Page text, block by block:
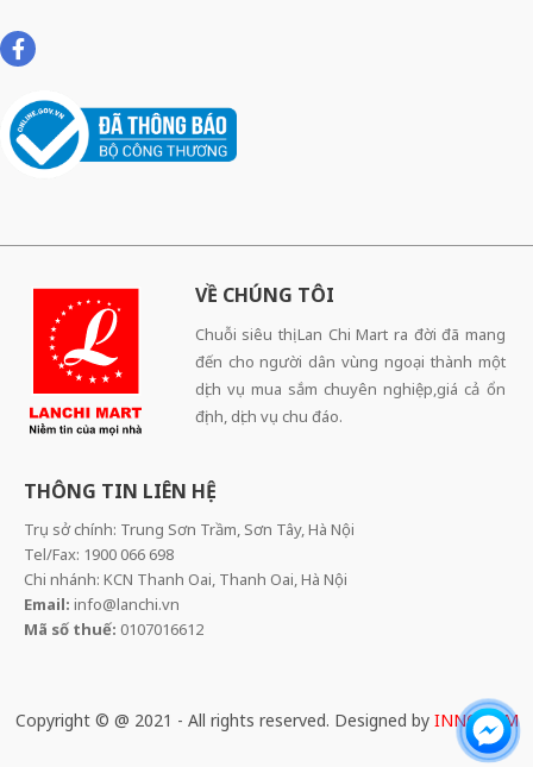
VỀ CHÚNG TÔI
Chuỗi siêu thị Lan Chi Mart ra đời đã mang
đến cho người dân vùng ngoại thành một
dịch vụ mua sắm chuyên nghiệp,giá cả ổn
định, dịch vụ chu đáo.
THÔNG TIN LIÊN HỆ
Trụ sở chính: Trung Sơn Trầm, Sơn Tây, Hà Nội
Tel/Fax: 1900 066 698
Chi nhánh: KCN Thanh Oai, Thanh Oai, Hà Nội
Email: info@lanchi.vn
Mã số thuế: 0107016612
Copyright © @ 2021 - All rights reserved. Designed by INNOCOM